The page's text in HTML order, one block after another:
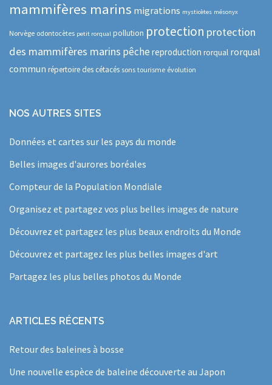
mammifères marins migrations mysticètes mésonyx
Norvège odontocètes petit rorqual pollution protection protection
des mammifères marins pêche reproduction rorqual rorqual
commun répertoire des cétacés sons tourisme évolution
NOS AUTRES SITES
Données et cartes sur les pays du monde
Belles images d'aurores boréales
Compteur de la Population Mondiale
Organisez et partagez vos plus belles images de nature
Découvrez et partagez les plus beaux endroits du Monde
Découvrez et partagez les plus belles images d'art
Partagez les plus belles photos du Monde
ARTICLES RÉCENTS
Retour des baleines à bosse
Une nouvelle espèce de baleine découverte au Japon